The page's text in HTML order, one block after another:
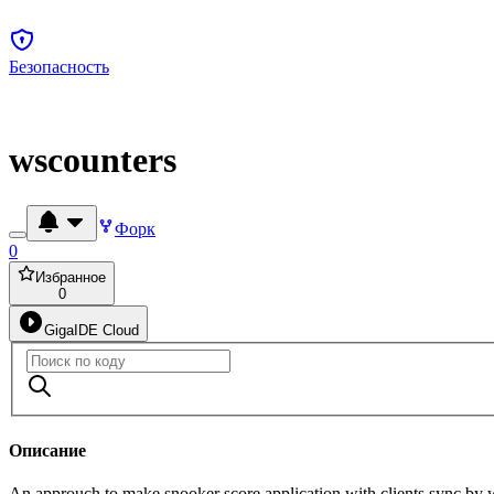
Безопасность
wscounters
Форк
0
Избранное
0
GigaIDE Cloud
Описание